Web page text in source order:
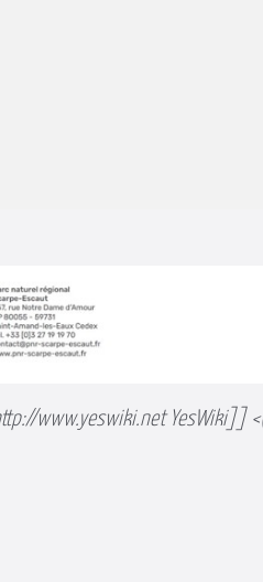
www.yeswiki.net YesWiki]]